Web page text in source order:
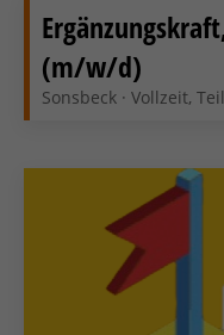
(m/w/d)
Sonsbeck · Vollzeit,